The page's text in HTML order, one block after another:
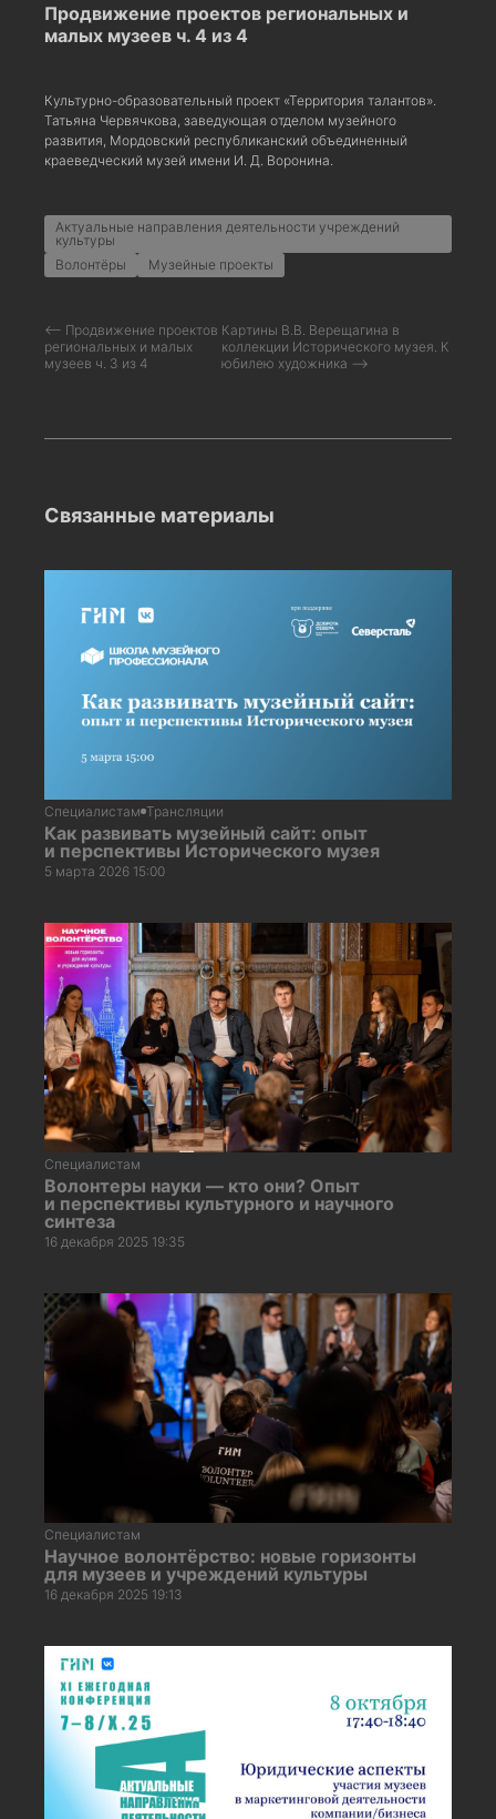
Продвижение проектов региональных и
малых музеев ч. 4 из 4
Культурно-образовательный проект «Территория талантов».
Татьяна Червячкова, заведующая отделом музейного
развития, Мордовский республиканский объединенный
краеведческий музей имени И. Д. Воронина.
Актуальные направления деятельности учреждений
культуры
Волонтёры
Музейные проекты
⟵ Продвижение проектов
региональных и малых
музеев ч. 3 из 4
Картины В.В. Верещагина в
коллекции Исторического музея. К
юбилею художника ⟶
Связанные материалы
Специалистам Трансляции
Как развивать музейный сайт: опыт
и перспективы Исторического музея
5 марта 2026 15:00
Специалистам
Волонтеры науки — кто они? Опыт
и перспективы культурного и научного
синтеза
16 декабря 2025 19:35
Специалистам
Научное волонтёрство: новые горизонты
для музеев и учреждений культуры
16 декабря 2025 19:13